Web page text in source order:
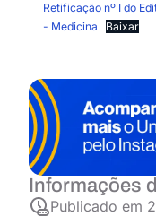
Retificação nº I do
- Medicina
Baixar
Informações
Publicado em